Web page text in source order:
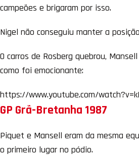
campeões e brigaram por isso.
Nigel não conseguiu manter a
O carros de Rosberg quebrou,
como foi emocionante:
https://www.youtube.com/
GP Grã-Bretanha 1987
Piquet e Mansell eram da mesma
o primeiro lugar no pódio.